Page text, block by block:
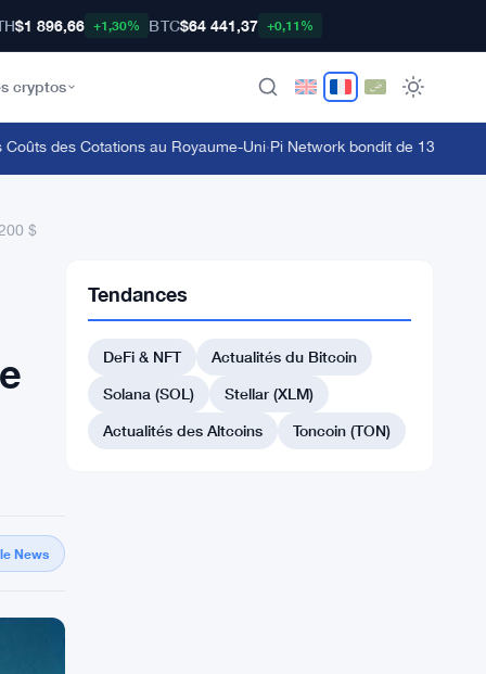
$1 896,66 +1,30% BTC$64 441,37 +0,11%
cryptos
des Cotations au Royaume-Uni·Pi Network bondit de 13,6 %
$
News
Tendances
DeFi & NFT
Actualités du Bitcoin
Solana (SOL)
Stellar (XLM)
Actualités des Altcoins
Toncoin (TON)